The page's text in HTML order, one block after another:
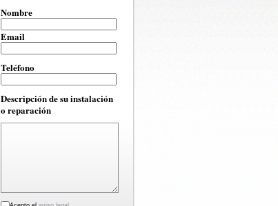
Nombre
Email
Teléfono
Descripción de su instalación
o reparación